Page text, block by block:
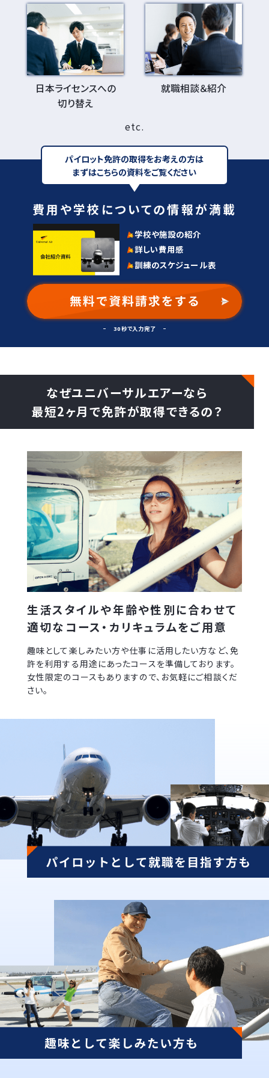
日本ライセンスへの
切り替え
就職相談＆紹介
etc.
パイロット免許の取得をお考えの方は
まずはこちらの資料をご覧ください
費用や学校についての情報が満載
学校や施設の紹介
詳しい費用感
訓練のスケジュール表
30秒で入力完了
なぜユニバーサルエアーなら
最短2ヶ月で免許が取得できるの？
生活スタイルや年齢や性別に合わせて
適切なコース・カリキュラムをご用意
趣味として楽しみたい方や仕事に活用したい方など、免
許を利用する用途にあったコースを準備しております。
女性限定のコースもありますので、お気軽にご相談くだ
さい。